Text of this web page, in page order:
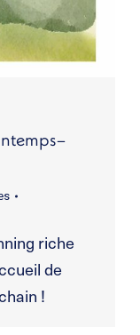
riche
de
!